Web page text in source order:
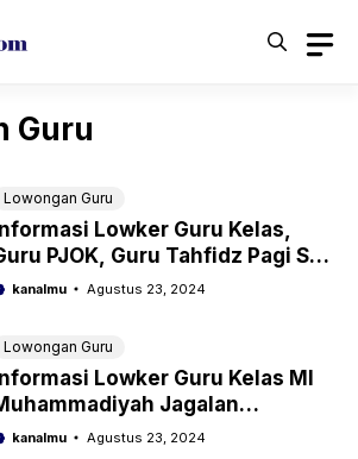
Guru
Lowongan Guru
Lowker Guru Kelas,
PJOK, Guru Tahfidz Pagi SD
Temanggung
kanalmu Agustus 23, 2024
Lowongan Guru
Lowker Guru Kelas MI
Jagalan
Magelang
kanalmu Agustus 23, 2024